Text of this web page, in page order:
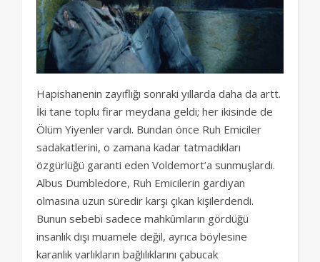
Hapishanenin zayıflığı sonraki yıllarda daha da artt.
İki tane toplu firar meydana geldi; her ikisinde de
Ölüm Yiyenler vardı. Bundan önce Ruh Emiciler
sadakatlerini, o zamana kadar tatmadıkları
özgürlüğü garanti eden Voldemort’a sunmuşlardı.
Albus Dumbledore, Ruh Emicilerin gardiyan
olmasına uzun süredir karşı çıkan kişilerdendi.
Bunun sebebi sadece mahkûmların gördüğü
insanlık dışı muamele değil, ayrıca böylesine
karanlık varlıkların bağlılıklarını çabucak